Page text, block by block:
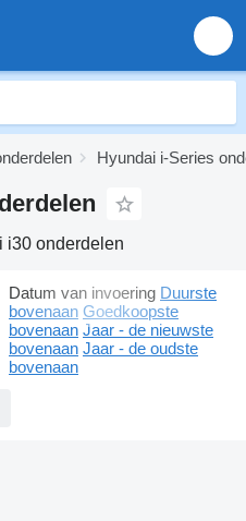
Hyundai i-Series
i30 onderdelen
Datum van invoering Duurste
bovenaan Goedkoopste
bovenaan Jaar - de nieuwste
bovenaan Jaar - de oudste
bovenaan